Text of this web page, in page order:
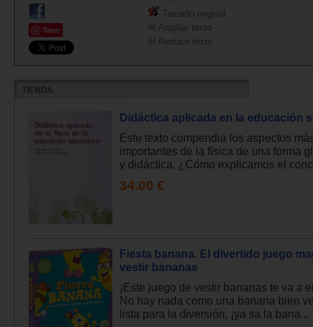
Save
Tamaño original
Ampliar texto
Reducir texto
Didáctica aplicada en la educación
Este texto compendia los aspectos
importantes de la física de una forma
y didáctica. ¿Cómo explicamos el
34.00 €
Fiesta banana. El divertido juego
vestir bananas
¡Este juego de vestir bananas te va a
No hay nada como una banana bien
lista para la diversión, ¡ya sa la bana...